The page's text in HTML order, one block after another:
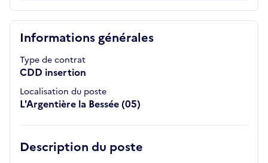
Informations générales
Type de contrat
CDD insertion
Localisation du poste
L'Argentière la Bessée (05)
Description du poste